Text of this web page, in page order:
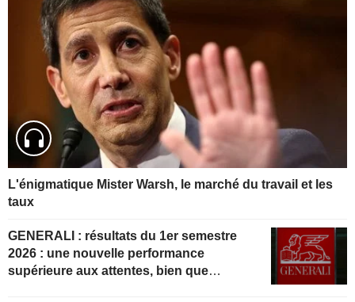
L'énigmatique Mister Warsh, le marché du travail et les
taux
GENERALI : résultats du 1er semestre
2026 : une nouvelle performance
supérieure aux attentes, bien que